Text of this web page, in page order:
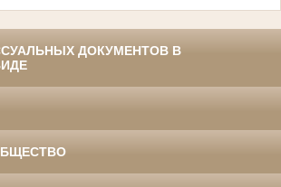
ДОКУМЕНТОВ В